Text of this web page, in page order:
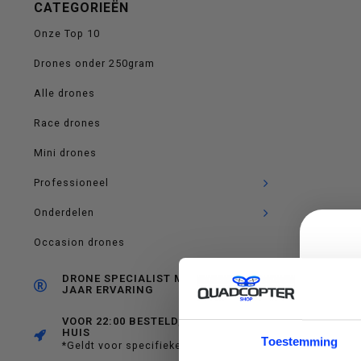
Toestemming
CATEGORIEËN
Onze Top 10
Drones onder 250gram
Alle drones
Race drones
Mini drones
Professioneel
Onderdelen
Occasion drones
DRONE SPECIALIST MET RUIM 10
JAAR ERVARING
VOOR 22:00 BESTELD, MORGEN IN
HUIS
*Geldt voor specifieke producten